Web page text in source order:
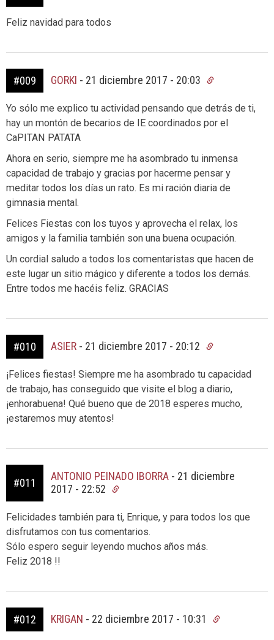
Feliz navidad para todos
#009 GORKI - 21 diciembre 2017 - 20:03
Yo sólo me explico tu actividad pensando que detrás de ti,
hay un montón de becarios de IE coordinados por el
CaPITAN PATATA
Ahora en serio, siempre me ha asombrado tu inmensa
capacidad de trabajo y gracias por hacerme pensar y
meditar todos los días un rato. Es mi ración diaria de
gimnasia mental.
Felices Fiestas con los tuyos y aprovecha el relax, los
amigos y la familia también son una buena ocupación.
Un cordial saludo a todos los comentaristas que hacen de
este lugar un sitio mágico y diferente a todos los demás.
Entre todos me hacéis feliz. GRACIAS
#010 ASIER - 21 diciembre 2017 - 20:12
¡Felices fiestas! Siempre me ha asombrado tu capacidad
de trabajo, has conseguido que visite el blog a diario,
¡enhorabuena! Qué bueno que de 2018 esperes mucho,
¡estaremos muy atentos!
#011
ANTONIO PEINADO IBORRA - 21 diciembre
2017 - 22:52
Felicidades también para ti, Enrique, y para todos los que
disfrutamos con tus comentarios.
Sólo espero seguir leyendo muchos años más.
Feliz 2018 !!
#012 KRIGAN - 22 diciembre 2017 - 10:31